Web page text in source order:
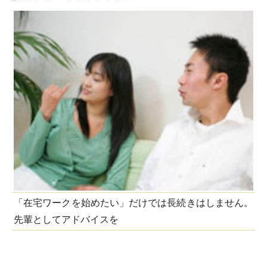
「在宅ワークを始めたい」だけでは長続きはしません。
先輩としてアドバイスを